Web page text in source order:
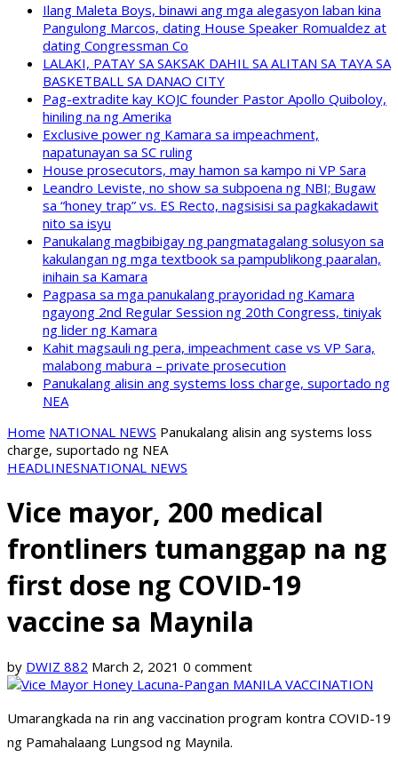
Ilang Maleta Boys, binawi ang mga alegasyon laban kina
Pangulong Marcos, dating House Speaker Romualdez at
dating Congressman Co
LALAKI, PATAY SA SAKSAK DAHIL SA ALITAN SA TAYA SA
BASKETBALL SA DANAO CITY
Pag-extradite kay KOJC founder Pastor Apollo Quiboloy,
hiniling na ng Amerika
Exclusive power ng Kamara sa impeachment,
napatunayan sa SC ruling
House prosecutors, may hamon sa kampo ni VP Sara
Leandro Leviste, no show sa subpoena ng NBI; Bugaw
sa “honey trap” vs. ES Recto, nagsisisi sa pagkakadawit
nito sa isyu
Panukalang magbibigay ng pangmatagalang solusyon sa
kakulangan ng mga textbook sa pampublikong paaralan,
inihain sa Kamara
Pagpasa sa mga panukalang prayoridad ng Kamara
ngayong 2nd Regular Session ng 20th Congress, tiniyak
ng lider ng Kamara
Kahit magsauli ng pera, impeachment case vs VP Sara,
malabong mabura – private prosecution
Panukalang alisin ang systems loss charge, suportado ng
NEA
Home NATIONAL NEWS Panukalang alisin ang systems loss
charge, suportado ng NEA
HEADLINESNATIONAL NEWS
Vice mayor, 200 medical
frontliners tumanggap na ng
first dose ng COVID-19
vaccine sa Maynila
by DWIZ 882 March 2, 2021 0 comment
Umarangkada na rin ang vaccination program kontra COVID-19
ng Pamahalaang Lungsod ng Maynila.